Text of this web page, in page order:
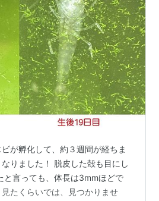
が孵化して、約３週間が経ちま
りました！ 脱皮した殻も目にし
と言っても、体長は3mmほどで
たくらいでは、見つかりませ